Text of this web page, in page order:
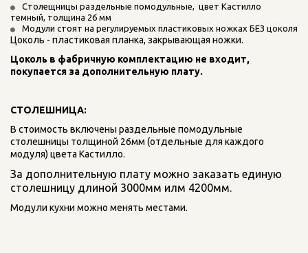
Столещницы раздельные помодульные,  цвет Кастилло
темный, толщина 26 мм
Модули стоят на регулируемых пластиковых ножках БЕЗ цоколя
Цоколь - пластиковая планка, закрывающая ножки.
Цоколь в фабричную комплектацию не входит,
покупается за дополнительную плату.
СТОЛЕШНИЦА:
В стоимость включены раздельные помодульные
столешницы толщиной 26мм (отдельные для каждого
модуля) цвета Кастилло.
За дополнительную плату можно заказать единую
столешницу длиной 3000мм илм 4200мм.
Модули кухни можно менять местами.